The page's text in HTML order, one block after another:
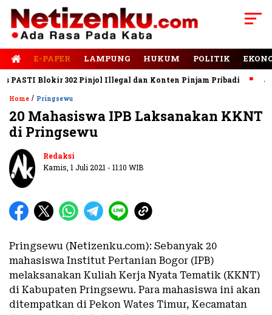
E-PAPER LAMPUNG HUKUM POLITIK
Blokir 302 Pinjol Illegal dan Konten Pinjam Pribadi Jalan
Home / Pringsewu
20 Mahasiswa IPB Laksanakan KKNT
di Pringsewu
Redaksi
Kamis, 1 Juli 2021 - 11:10 WIB
Pringsewu (Netizenku.com): Sebanyak 20
mahasiswa Institut Pertanian Bogor (IPB)
melaksanakan Kuliah Kerja Nyata Tematik (KKNT)
di Kabupaten Pringsewu. Para mahasiswa ini akan
ditempatkan di Pekon Wates Timur, Kecamatan